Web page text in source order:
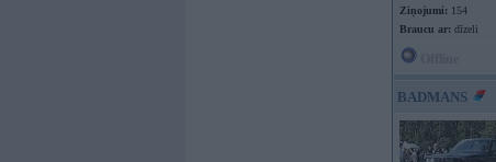
Ziņojumi: 154
Braucu ar: dīzeli
BADMANS